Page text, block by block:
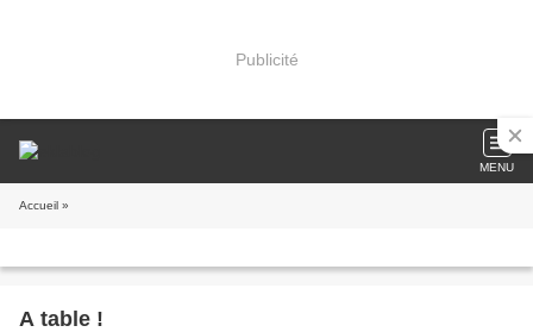
Publicité
MENU
Accueil »
A table !